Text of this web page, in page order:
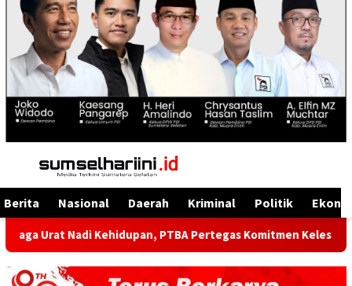
Menu
Mobile
Berita Nasional Daerah Kriminal Politik
Kehidupan, PTBA Pertegas Komitmen Kelestarian Sungai